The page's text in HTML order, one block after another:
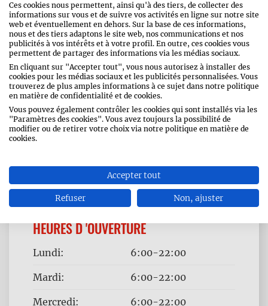
Route de Wasserbillig 67
6686 Mertert
Luxembourg
Téléphone
00352/74 83 80 1
Adresse e-mail
ak@zika.lu
HEURES D 'OUVERTURE
Jour
Time
Lundi: 6:00-22:00
Mardi: 6:00-22:00
Mercredi: 6:00-22:00
Ces cookies nous permettent, ainsi qu'à des tiers, de collecter des
informations sur vous et de suivre vos activités en ligne sur notre site
web et éventuellement en dehors. Sur la base de ces informations,
nous et des tiers adaptons le site web, nos communications et nos
publicités à vos intérêts et à votre profil. En outre, ces cookies vous
permettent de partager des informations via les médias sociaux.
En cliquant sur "Accepter tout", vous nous autorisez à installer des
cookies pour les médias sociaux et les publicités personnalisées. Vous
trouverez de plus amples informations à ce sujet dans notre politique
en matière de confidentialité et de cookies.
Vous pouvez également contrôler les cookies qui sont installés via les
"Paramètres des cookies". Vous avez toujours la possibilité de
modifier ou de retirer votre choix via notre politique en matière de
cookies.
Accepter tout
Refuser Non, ajuster